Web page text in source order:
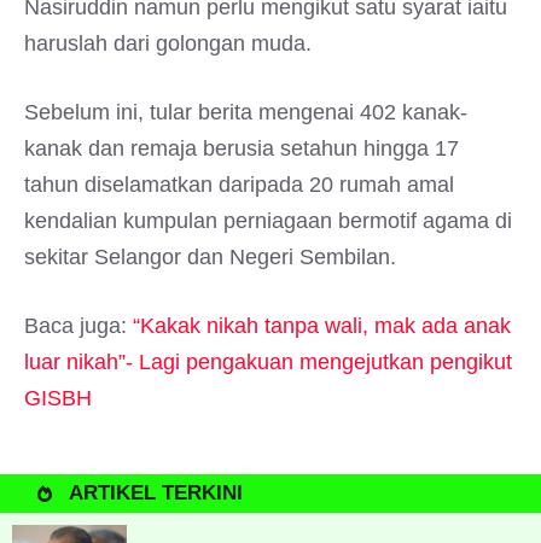
Nasiruddin namun perlu mengikut satu syarat iaitu
haruslah dari golongan muda.
Sebelum ini, tular berita mengenai 402 kanak-
kanak dan remaja berusia setahun hingga 17
tahun diselamatkan daripada 20 rumah amal
kendalian kumpulan perniagaan bermotif agama di
sekitar Selangor dan Negeri Sembilan.
Baca juga: “Kakak nikah tanpa wali, mak ada anak
luar nikah”- Lagi pengakuan mengejutkan pengikut
GISBH
ARTIKEL TERKINI